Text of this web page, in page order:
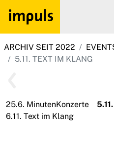
ARCHIV SEIT 2022
5.11. TEXT IM KLANG
25.6. MinutenKonzerte
6.11. Text im Klang